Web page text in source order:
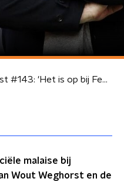
NOS Voetbalpodcast #143: 'Het is op bij Feyenoord'
malaise bij
Wout Weghorst en de